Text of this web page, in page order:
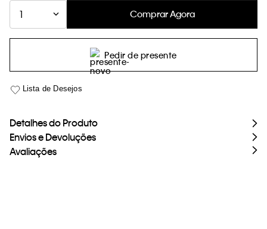
1 Comprar Agora
Pedir de presente
Detalhes do Produto
Envios e Devoluções
Avaliações